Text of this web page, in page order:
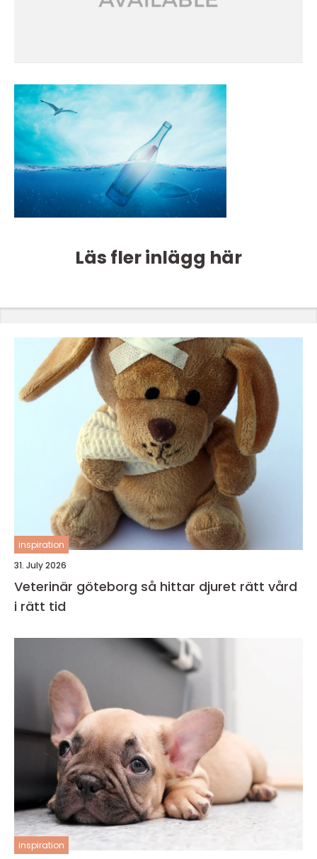
Läs fler inlägg här
inspiration
31. July 2026
Veterinär göteborg så hittar djuret rätt vård
i rätt tid
inspiration